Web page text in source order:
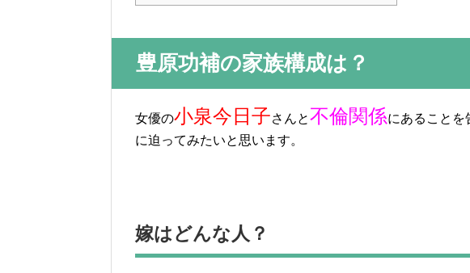
豊原功補の家族構成は？
女優の小泉今日子さんと不倫関係にあることを
に迫ってみたいと思います。
嫁はどんな人？